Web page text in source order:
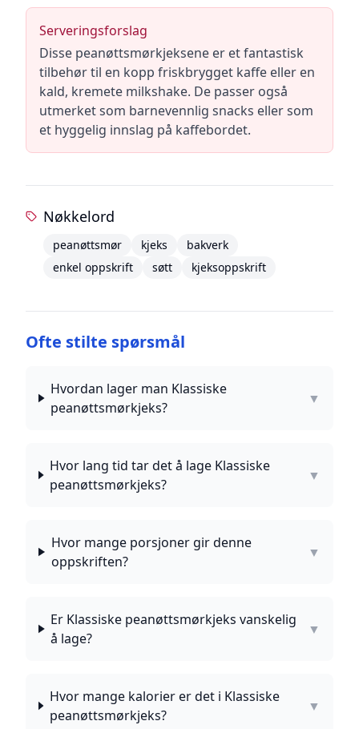
Serveringsforslag
Disse peanøttsmørkjeksene er et fantastisk
tilbehør til en kopp friskbrygget kaffe eller en
kald, kremete milkshake. De passer også
utmerket som barnevennlig snacks eller som
et hyggelig innslag på kaffebordet.
Nøkkelord
peanøttsmør kjeks
bakverk
enkel oppskrift
søtt kjeksoppskrift
Ofte stilte spørsmål
Hvordan lager man Klassiske
peanøttsmørkjeks?
▼
Hvor lang tid tar det å lage Klassiske
peanøttsmørkjeks?
▼
Hvor mange porsjoner gir denne
oppskriften?
▼
Er Klassiske peanøttsmørkjeks vanskelig
å lage?
▼
Hvor mange kalorier er det i Klassiske
peanøttsmørkjeks?
▼